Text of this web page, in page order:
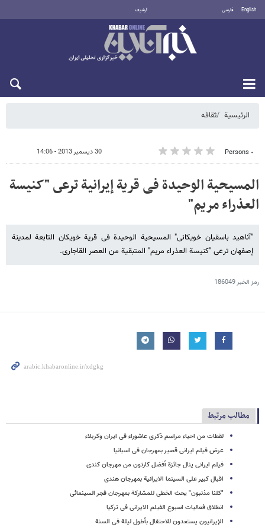
English فارسی أرشيف
الرئيسية ثقافه
٠ Persons 30 ديسمبر 2013 - 14:06
المسیحیة الوحیدة فی قریة إیرانیة ترعى "کنیسة
العذراء مریم"
"آناهید باسقیان خویکانی" المسیحیة الوحیدة فی قریة خویکان التابعة لمدینة
إصفهان ترعى "کنیسة العذراء مریم" المتبقیة من العصر القاجاری.
رمز الخبر186049
مطالب مرتبط
لقطات من احیاء مراسم ذکرى عاشوراء فی ایران وکربلاء
عرض فیلم ایرانی قصیر بمهرجان فی اسبانیا
فیلم ایرانی ینال جائزة أفضل کارتون من مهرجان کندی
اقبال کبیر على السینما الایرانیة بمهرجان هندی
"کلنا مذنبون" یحث الخطى للمشارکة بمهرجان فجر السینمائی
انطلاق فعالیات اسبوع الفیلم الایرانی فی ترکیا
الإیرانیون یستعدون للاحتفال بأطول لیلة فی السنة